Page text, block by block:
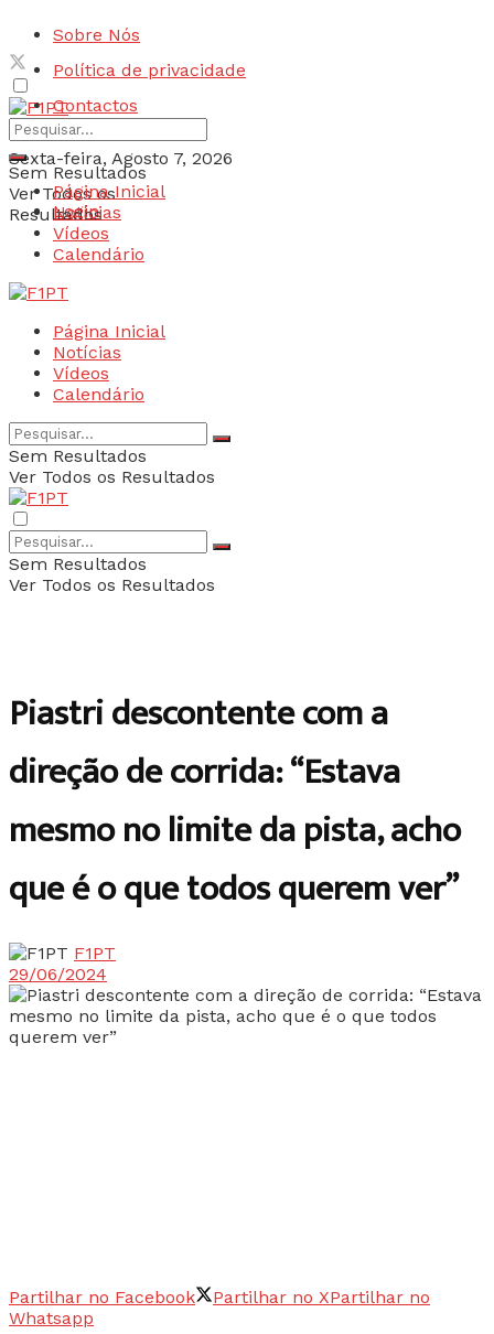
Sobre Nós
Política de privacidade
Contactos
Sexta-feira, Agosto 7, 2026
Login
Sem Resultados
Ver Todos os
Resultados
Página Inicial
Notícias
Vídeos
Calendário
Página Inicial
Notícias
Vídeos
Calendário
Sem Resultados
Ver Todos os Resultados
Sem Resultados
Ver Todos os Resultados
Piastri descontente com a
direção de corrida: “Estava
mesmo no limite da pista, acho
que é o que todos querem ver”
F1PT
29/06/2024
Partilhar no Facebook Partilhar no XPartilhar no
Whatsapp